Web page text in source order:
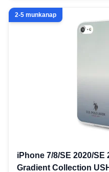
2-5 munkanap
iPhone 7/8/SE 2020/SE
Gradient Collection